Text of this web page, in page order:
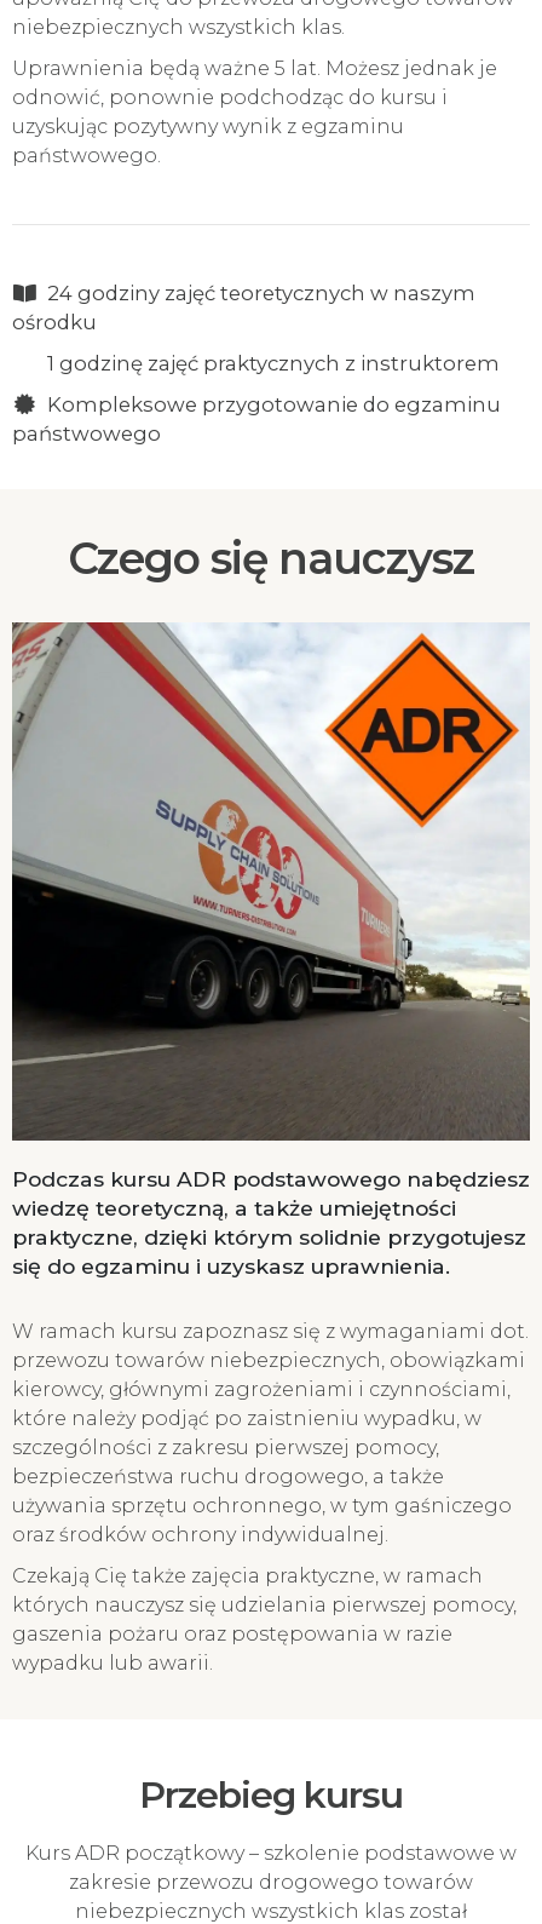
niebezpiecznych wszystkich klas.
Uprawnienia będą ważne 5 lat. Możesz jednak je
odnowić, ponownie podchodząc do kursu i
uzyskując pozytywny wynik z egzaminu
państwowego.
24 godziny zajęć teoretycznych w naszym
ośrodku
1 godzinę zajęć praktycznych z instruktorem
Kompleksowe przygotowanie do egzaminu
państwowego
Czego się nauczysz
Podczas kursu ADR podstawowego nabędziesz
wiedzę teoretyczną, a także umiejętności
praktyczne, dzięki którym solidnie przygotujesz
się do egzaminu i uzyskasz uprawnienia.
W ramach kursu zapoznasz się z wymaganiami dot.
przewozu towarów niebezpiecznych, obowiązkami
kierowcy, głównymi zagrożeniami i czynnościami,
które należy podjąć po zaistnieniu wypadku, w
szczególności z zakresu pierwszej pomocy,
bezpieczeństwa ruchu drogowego, a także
używania sprzętu ochronnego, w tym gaśniczego
oraz środków ochrony indywidualnej.
Czekają Cię także zajęcia praktyczne, w ramach
których nauczysz się udzielania pierwszej pomocy,
gaszenia pożaru oraz postępowania w razie
wypadku lub awarii.
Przebieg kursu
Kurs ADR początkowy – szkolenie podstawowe w
zakresie przewozu drogowego towarów
niebezpiecznych wszystkich klas został